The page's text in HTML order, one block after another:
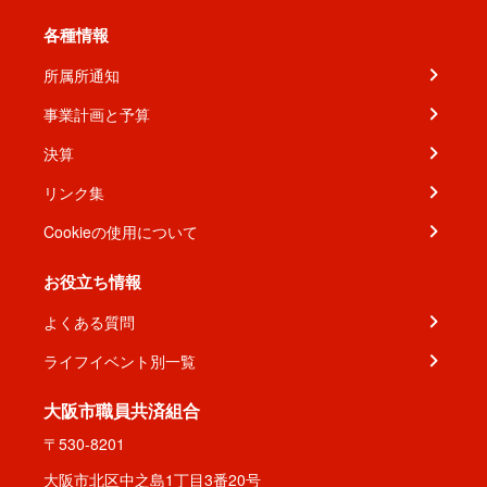
各種情報
所属所通知
事業計画と予算
決算
リンク集
Cookieの使用について
お役立ち情報
よくある質問
ライフイベント別一覧
大阪市職員共済組合
〒530-8201
大阪市北区中之島1丁目3番20号